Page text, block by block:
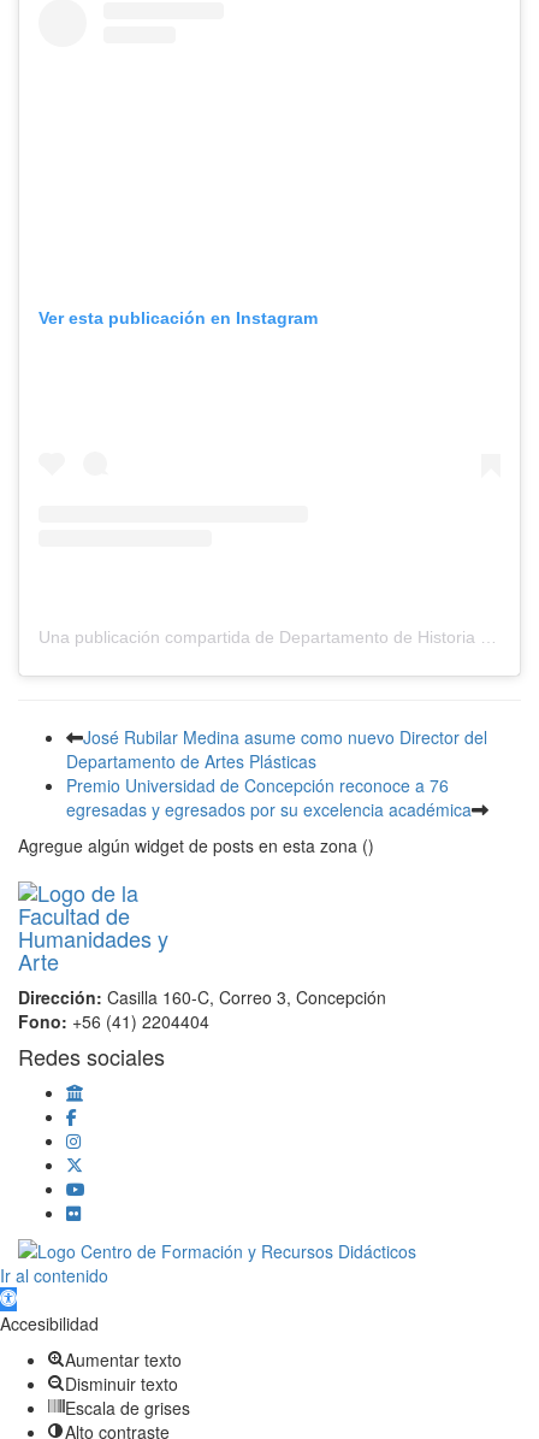
Ver esta publicación en Instagram
José Rubilar Medina asume como nuevo Director del
Departamento de Artes Plásticas
Premio Universidad de Concepción reconoce a 76
egresadas y egresados por su excelencia académica
Agregue algún widget de posts en esta zona ()
Dirección: Casilla 160-C, Correo 3, Concepción
Fono: +56 (41) 2204404
Redes sociales
Scroll
Up
Ir al contenido
Abrir barra de herramientas
Accesibilidad
Aumentar texto
Disminuir texto
Escala de grises
Alto contraste